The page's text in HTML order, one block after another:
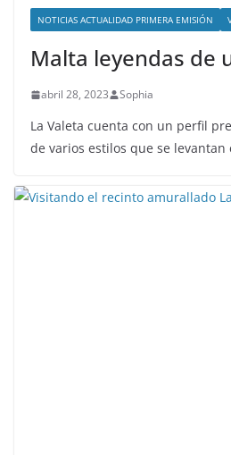
NOTICIAS ACTUALIDAD PRIMERA EMISIÓN
Malta leyendas de
abril 28, 2023 Sophia
La Valeta cuenta con un perfil
de varios estilos que se